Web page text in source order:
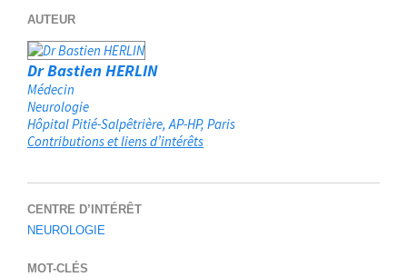
AUTEUR
Dr Bastien HERLIN
Médecin
Neurologie
Hôpital Pitié-Salpêtrière, AP-HP Paris
Contributions et liens d’intérêts
CENTRE D’INTÉRÊT
NEUROLOGIE
MOT-CLÉS